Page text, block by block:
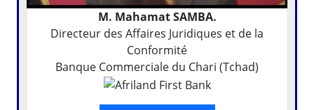
M. Mahamat SAMBA.
Directeur des Affaires Juridiques et de la
Conformité
Banque Commerciale du Chari (Tchad)